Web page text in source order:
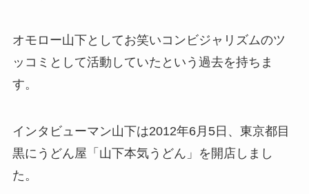
オモロー山下としてお笑いコンビジャリズムのツ
ッコミとして活動していたという過去を持ちま
す。
インタビューマン山下は2012年6月5日、東京都目
黒にうどん屋「山下本気うどん」を開店しまし
た。